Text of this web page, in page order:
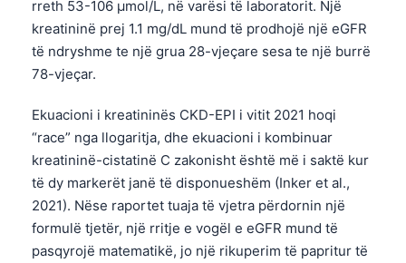
rreth 53-106 µmol/L, në varësi të laboratorit. Një
kreatininë prej 1.1 mg/dL mund të prodhojë një eGFR
të ndryshme te një grua 28-vjeçare sesa te një burrë
78-vjeçar.
Ekuacioni i kreatininës CKD-EPI i vitit 2021 hoqi
“race” nga llogaritja, dhe ekuacioni i kombinuar
kreatininë-cistatinë C zakonisht është më i saktë kur
të dy markerët janë të disponueshëm (Inker et al.,
2021). Nëse raportet tuaja të vjetra përdornin një
formulë tjetër, një rritje e vogël e eGFR mund të
pasqyrojë matematikë, jo një rikuperim të papritur të